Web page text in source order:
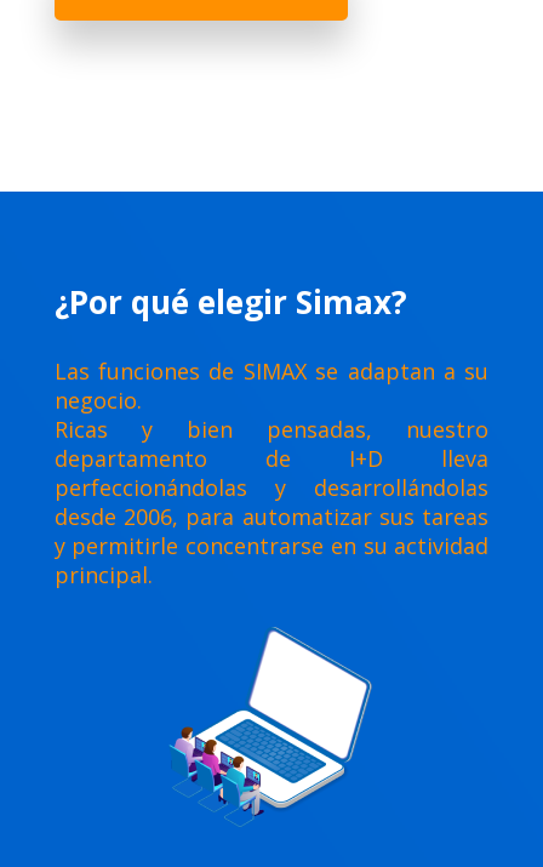
¿Por qué elegir Simax?
Las funciones de SIMAX se adaptan a su
negocio.
Ricas y bien pensadas, nuestro
departamento de I+D lleva
perfeccionándolas y desarrollándolas
desde 2006, para automatizar sus tareas
y permitirle concentrarse en su actividad
principal.